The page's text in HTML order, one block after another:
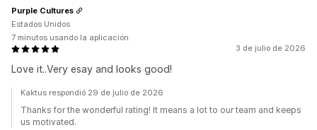
3 de julio de 2026
Love it..Very esay and looks good!
Purple Cultures
Estados Unidos
7 minutos usando la aplicación
Kaktus respondió 29 de julio de 2026
Thanks for the wonderful rating! It means a lot to our team and keeps
us motivated.